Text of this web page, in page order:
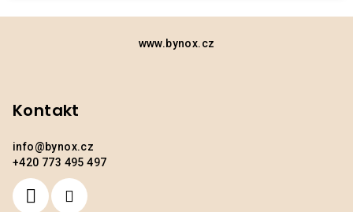
www.bynox.cz
Kontakt
info@bynox.cz
+420 773 495 497